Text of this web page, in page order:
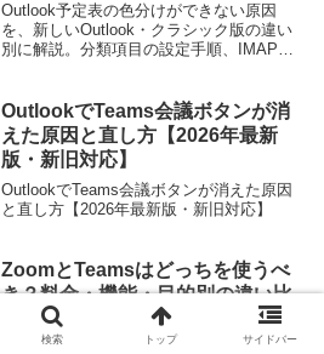
Outlook予定表の色分けができない原因
を、新しいOutlook・クラシック版の違い
別に解説。分類項目の設定手順、IMAPア
すぐ解決できます。
OutlookでTeams会議ボタンが消
えた原因と直し方【2026年最新
版・新旧対応】
OutlookでTeams会議ボタンが消えた原因
と直し方【2026年最新版・新旧対応】
ZoomとTeamsはどっちを使うべ
き？料金・機能・目的別の違い比
較【2026】
【2026年最新】ZoomとTeams、結局どっ
検索 トップ サイドバー